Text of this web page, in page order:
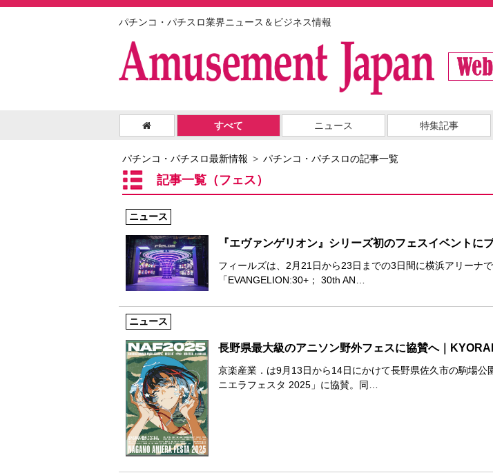
パチンコ・パチスロ業界ニュース＆ビジネス情報
すべて ニュース 特集記事
パチンコ・パチスロ最新情報 パチンコ・パチスロの記事一覧
記事一覧（フェス）
ニュース
『エヴァンゲリオン』シリーズ初のフェスイベントに
フィールズは、2月21日から23日までの3日間に横浜アリーナ
「EVANGELION:30+； 30th AN…
ニュース
長野県最大級のアニソン野外フェスに協賛へ｜
京楽産業．は9月13日から14日にかけて長野県佐久市の駒場公
ニエラフェスタ 2025」に協賛。同…